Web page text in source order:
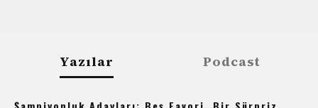
Yazılar Podcast